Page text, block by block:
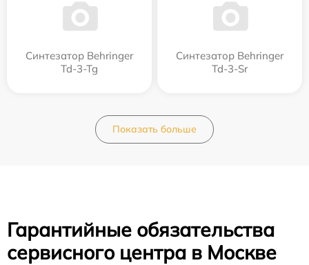
Синтезатор Behringer
Td-3-Tg
Синтезатор Behringer
Td-3-Sr
Показать больше
Гарантийные обязательства
сервисного центра в Москве